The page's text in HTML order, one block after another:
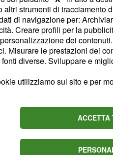
quella della Balivo
sui social, dove in
di Detto
fosse frutto di invidia o
altre donne'.
altri strumenti di tracciamento
di navigazione per:
Creare profili per la
dei
Misurare le prestazioni dei
diverse. Sviluppare e
utilizziamo sul sito e per
ACCETTA